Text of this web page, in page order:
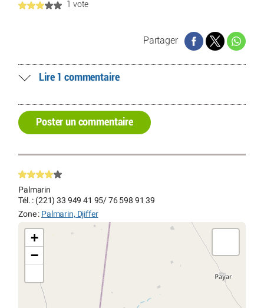
1 vote
Partager
Lire 1 commentaire
Poster un commentaire
Palmarin
Tél. : (221) 33 949 41 95/ 76 598 91 39
Zone : Palmarin, Djiffer
+
−